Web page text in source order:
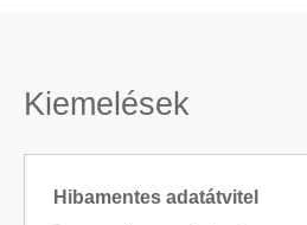
Kiemelések
Hibamentes adatátvitel